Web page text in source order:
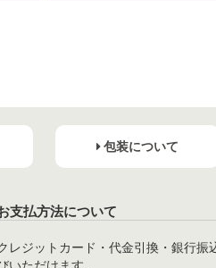
包装について
支払方法について
レジットカード・代金引換・銀行振
いただけます。